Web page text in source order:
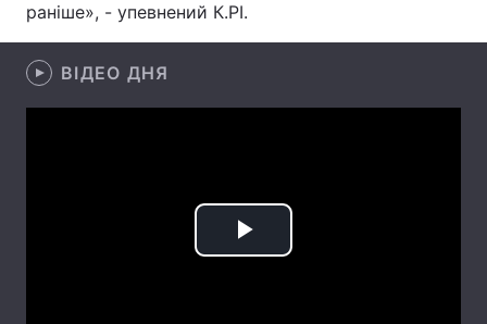
Екологія
Лонгріди
раніше», - упевнений К.РІ.
ВІДЕО ДНЯ
Play